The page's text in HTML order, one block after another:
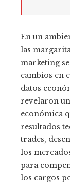
En un
las
marketing
cambios en
datos
revelaron
económica
resultados
trades,
los
para
los cargos